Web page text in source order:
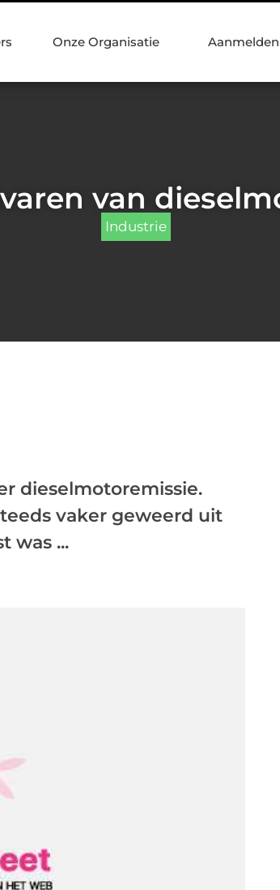
Onze Organisatie Aanmelden
van
Industrie
dieselmotoremissie.
vaker geweerd uit
was ...